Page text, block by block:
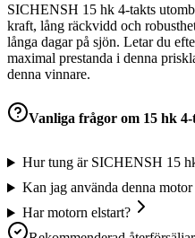
SICHENSH 15 hk 4-takts
kraft, lång räckvidd och
långa dagar på sjön. Letar du
maximal prestanda i denna
denna vinnare.
Vanliga frågor om 15 hk
Hur tung är SICHENSH 15
Kan jag använda denna
Har motorn elstart?